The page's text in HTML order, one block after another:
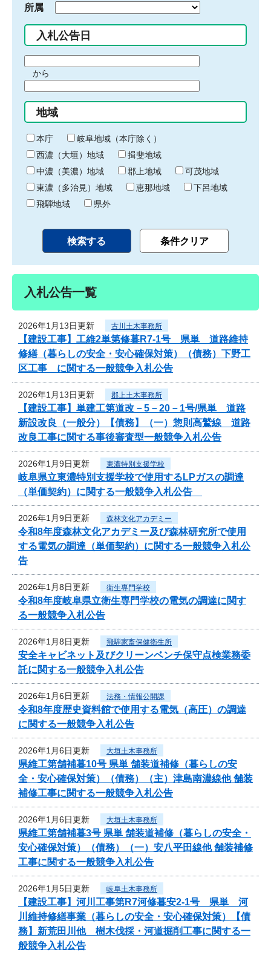
所属
入札公告日
間
始
り
から
間
終
わ
り
地域
本庁
岐阜地域（本庁除く）
西濃（大垣）地域
揖斐地域
中濃（美濃）地域
郡上地域
可茂地域
東濃（多治見）地域
恵那地域
下呂地域
飛騨地域
県外
入札公告一覧
2026年1月13日更新 古川土木事務所
【建設工事】工維2単第修暮R7-1号 県単 道路維持
修繕（暮らしの安全・安心確保対策）（債務）下野工
区工事 に関する一般競争入札公告
2026年1月13日更新 郡上土木事務所
【建設工事】単建工第道改－5－20－1号/県単 道路
新設改良（一般分）【債務】（一）惣則高鷲線 道路
改良工事に関する事後審査型一般競争入札公告
2026年1月9日更新 東濃特別支援学校
岐阜県立東濃特別支援学校で使用するLPガスの調達
（単価契約）に関する一般競争入札公告
2026年1月9日更新 森林文化アカデミー
令和8年度森林文化アカデミー及び森林研究所で使用
する電気の調達（単価契約）に関する一般競争入札公
告
2026年1月8日更新 衛生専門学校
令和8年度岐阜県立衛生専門学校の電気の調達に関す
る一般競争入札公告
2026年1月8日更新 飛騨家畜保健衛生所
安全キャビネット及びクリーンベンチ保守点検業務委
託に関する一般競争入札公告
2026年1月6日更新 法務・情報公開課
令和8年度歴史資料館で使用する電気（高圧）の調達
に関する一般競争入札公告
2026年1月6日更新 大垣土木事務所
県維工第舗補暮10号 県単 舗装道補修（暮らしの安
全・安心確保対策）（債務）（主）津島南濃線他 舗装
補修工事に関する一般競争入札公告
2026年1月6日更新 大垣土木事務所
県維工第舗補暮3号 県単 舗装道補修（暮らしの安全・
安心確保対策）（債務）（一）安八平田線他 舗装補修
工事に関する一般競争入札公告
2026年1月5日更新 岐阜土木事務所
【建設工事】河川工事第R7河修暮安2-1号 県単 河
川維持修繕事業（暮らしの安全・安心確保対策）【債
務】新荒田川他 樹木伐採・河道掘削工事に関する一
般競争入札公告